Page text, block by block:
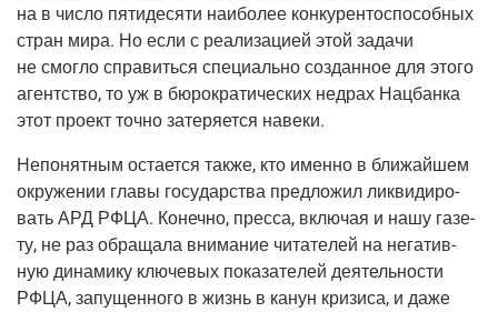
на в чис­ло пяти­де­ся­ти наи­бо­лее кон­ку­рен­то­спо­соб­ных
стран мира. Но если с реа­ли­за­ци­ей этой зада­чи
не смог­ло спра­вить­ся спе­ци­аль­но создан­ное для это­го
агент­ство, то уж в бюро­кра­ти­че­ских нед­рах Нац­бан­ка
этот про­ект точ­но зате­ря­ет­ся навеки.
Непо­нят­ным оста­ет­ся так­же, кто имен­но в бли­жай­шем
окру­же­нии гла­вы госу­дар­ства пред­ло­жил лик­ви­ди­ро­
вать АРД РФЦА. Конеч­но, прес­са, вклю­чая и нашу газе­
ту, не раз обра­ща­ла вни­ма­ние чита­те­лей на нега­тив­
ную дина­ми­ку клю­че­вых пока­за­те­лей дея­тель­но­сти
РФЦА, запу­щен­но­го в жизнь в канун кри­зи­са, и даже